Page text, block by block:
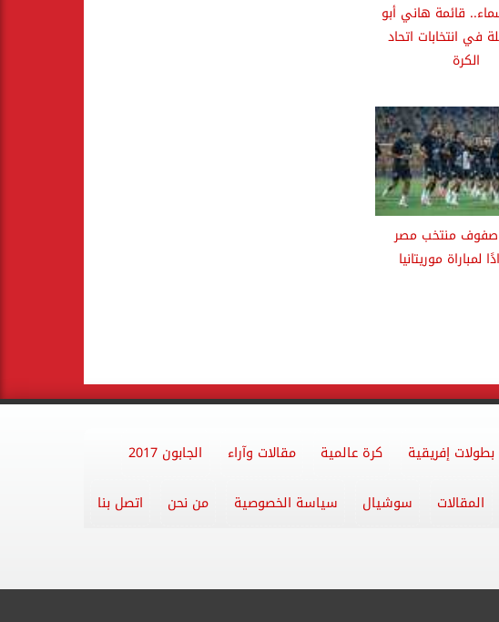
قائمة هاني أبو
في انتخابات اتحاد
الكرة
صفوف منتخب مصر
لمباراة موريتانيا
بطولات إفريقية كرة عالمية مقالات وآراء الجابون 2017
المقالات سوشيال سياسة الخصوصية من نحن اتصل بنا